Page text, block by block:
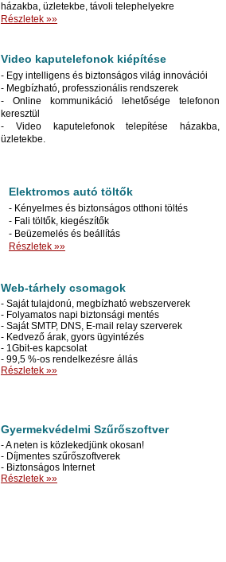
házakba, üzletekbe, távoli telephelyekre
Részletek »»
Video kaputelefonok kiépítése
- Egy intelligens és biztonságos világ innovációi
- Megbízható, professzionális rendszerek
- Online kommunikáció lehetősége telefonon
keresztül
- Video kaputelefonok telepítése házakba,
üzletekbe.
Elektromos autó töltők
- Kényelmes és biztonságos otthoni töltés
- Fali töltők, kiegészítők
- Beüzemelés és beállítás
Részletek »»
Web-tárhely csomagok
- Saját tulajdonú, megbízható webszerverek
- Folyamatos napi biztonsági mentés
- Saját SMTP, DNS, E-mail relay szerverek
- Kedvező árak, gyors ügyintézés
- 1Gbit-es kapcsolat
- 99,5 %-os rendelkezésre állás
Részletek »»
Gyermekvédelmi Szűrőszoftver
- A neten is közlekedjünk okosan!
- Díjmentes szűrőszoftverek
- Biztonságos Internet
Részletek »»